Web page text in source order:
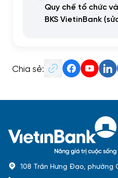
Quy chế tổ chức
BKS VietinBank
Chia sẻ:
108 Trần Hưng Đạo, phường